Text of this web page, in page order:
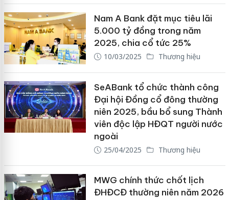
Nam A Bank đặt mục tiêu lãi
5.000 tỷ đồng trong năm
2025, chia cổ tức 25%
10/03/2025 Thương hiệu
SeABank tổ chức thành công
Đại hội Đồng cổ đông thường
niên 2025, bầu bổ sung Thành
viên độc lập HĐQT người nước
ngoài
25/04/2025 Thương hiệu
MWG chính thức chốt lịch
ĐHĐCĐ thường niên năm 2026